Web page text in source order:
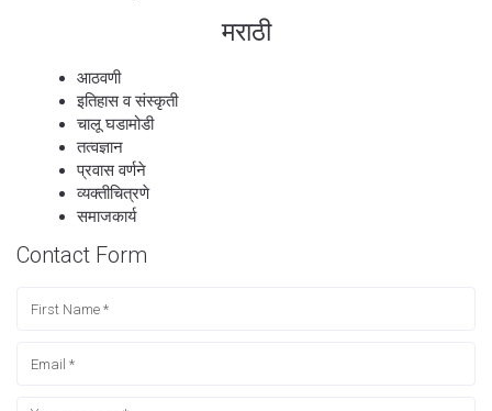
मराठी
आठवणी
इतिहास व संस्कृती
चालू घडामोडी
तत्वज्ञान
प्रवास वर्णने
व्यक्तीचित्रणे
समाजकार्य
Contact Form